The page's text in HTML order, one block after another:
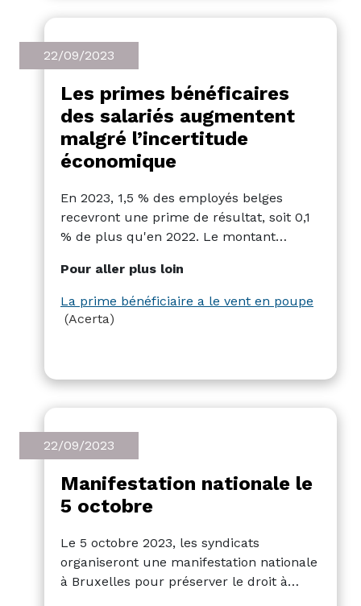
22/09/2023
Les primes bénéficaires
des salariés augmentent
malgré l’incertitude
économique
En 2023, 1,5 % des employés belges
recevront une prime de résultat, soit 0,1
% de plus qu'en 2022. Le montant
fortement pour atteindre 2 309 euros,
soit 10 % de plus que l'année dernière et
25 % de plus qu'en 2021, malgré
Pour aller plus loin
La prime bénéficiaire a le vent en poupe
(Acerta)
22/09/2023
Manifestation nationale le
5 octobre
Le 5 octobre 2023, les syndicats
organiseront une manifestation nationale
à Bruxelles pour préserver le droit à